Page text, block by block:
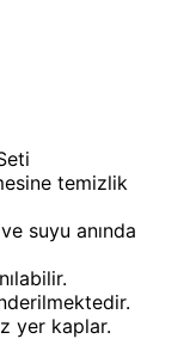
temizlik
suyu anında
yer kaplar.